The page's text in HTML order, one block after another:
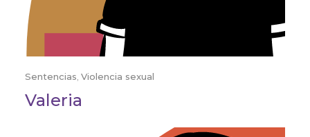
Sentencias ,Violencia sexual
Valeria